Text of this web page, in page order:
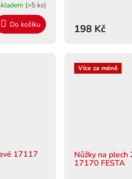
(>5 ks)
Do košíku 198 Kč
17117
Více za méně
Nůžky na plech
17170 FESTA